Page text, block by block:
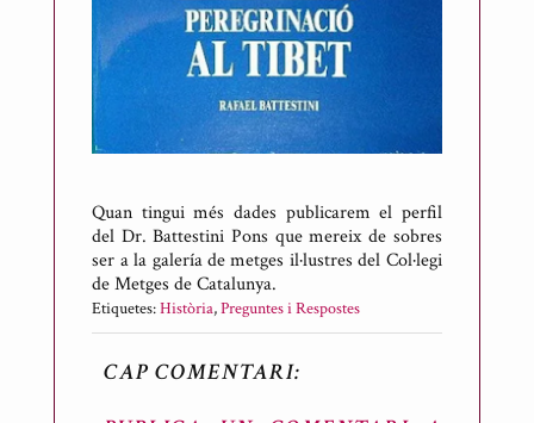
Quan tingui més dades publicarem el perfil
del Dr. Battestini Pons que mereix de sobres
ser a la galería de metges il·lustres del Col·legi
de Metges de Catalunya.
Etiquetes:Història,Preguntes i Respostes
CAP COMENTARI: